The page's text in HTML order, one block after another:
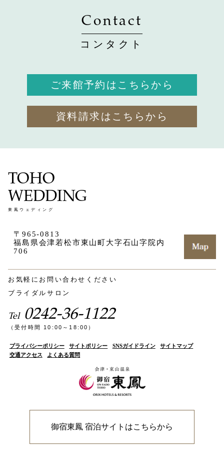
Contact
コンタクト
ご来館予約はこちらから
資料請求はこちらから
TOHO
WEDDING
東鳳ウェディング
〒965-0813
福島県会津若松市東山町大字石山字院内
706
お気軽にお問い合わせください
ブライダルサロン
Tel 0242-36-1122
（受付時間 10:00～18:00）
プライバシーポリシー サイトポリシー SNSガイドライン
サイトマップ
交通アクセス
よくある質問
御宿東鳳 宿泊サイトはこちらから